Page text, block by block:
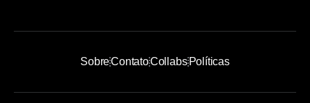
SobreContatoCollabsPolíticas